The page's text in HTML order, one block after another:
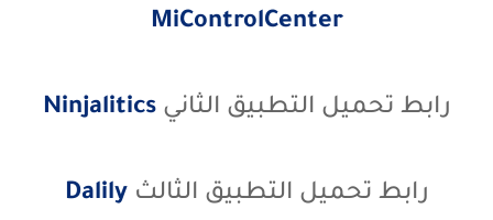
MiControlCenter
رابط تحميل التطبيق الثانيNinjalitics
رابط تحميل التطبيق الثالثDalily